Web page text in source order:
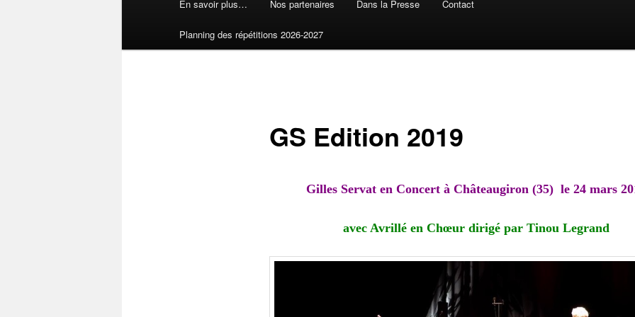
En savoir plus… Nos partenaires Dans la Presse Contact
Planning des répétitions 2026-2027
GS Edition 2019
Gilles Servat en Concert à Châteaugiron (35) le 24 mars
avec Avrillé en Chœur dirigé par Tinou Legrand